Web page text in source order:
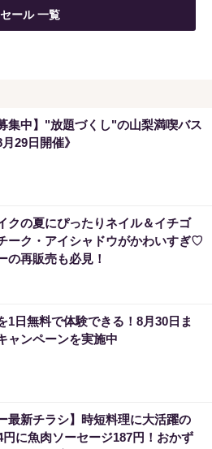
セール 一覧
集中】"放題づくし"の山梨満喫バス
29日開催》
クの夏にぴったりネイル＆イチゴ
ーク・アイシャドウがかわいすぎ♡
の再販売も必見！
1日無料で体験できる！8月30日ま
ャンペーンを実施中
最新チラシ】時短料理に大活躍の
円に魚肉ソーセージ187円！おかず